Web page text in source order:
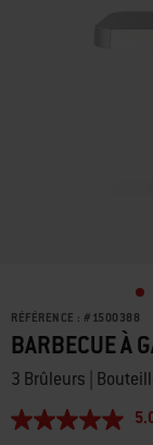
RÉFÉRENCE : # 1500388
BARBECUE À
3 Brûleurs |
5.0